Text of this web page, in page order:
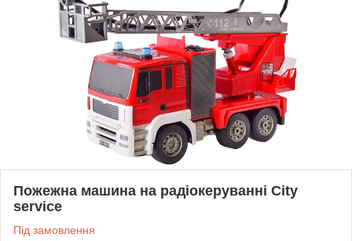
Пожежна машина на радіокеруванні City
service
Під замовлення